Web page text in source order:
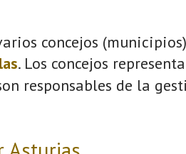
concejos
. Los concejos
responsables de la